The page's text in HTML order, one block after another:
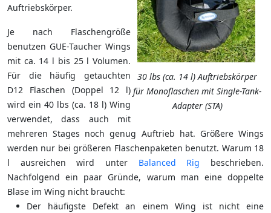
30 lbs (ca. 14 l) Auftriebskörper
für Monoflaschen mit Single-Tank-
Adapter (STA)
Auftriebskörper.
Je nach Flaschengröße
benutzen GUE-Taucher Wings
mit ca. 14 l bis 25 l Volumen.
Für die häufig getauchten
D12 Flaschen (Doppel 12 l)
wird ein 40 lbs (ca. 18 l) Wing
verwendet, dass auch mit
mehreren Stages noch genug Auftrieb hat. Größere Wings
werden nur bei größeren Flaschenpaketen benutzt. Warum 18
l ausreichen wird unter Balanced Rig beschrieben.
Nachfolgend ein paar Gründe, warum man eine doppelte
Blase im Wing nicht braucht:
Der häufigste Defekt an einem Wing ist nicht eine